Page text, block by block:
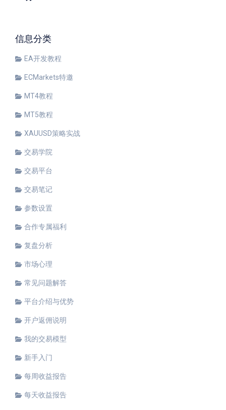
信息分类
EA开发教程
ECMarkets特邀
MT4教程
MT5教程
XAUUSD策略实战
交易学院
交易平台
交易笔记
参数设置
合作专属福利
复盘分析
市场心理
常见问题解答
平台介绍与优势
开户返佣说明
我的交易模型
新手入门
每周收益报告
每天收益报告